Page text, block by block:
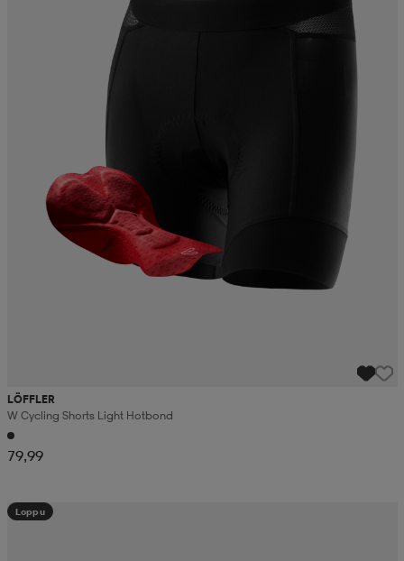
LÖFFLER
W Cycling Shorts Light Hotbond
79,99
Loppu